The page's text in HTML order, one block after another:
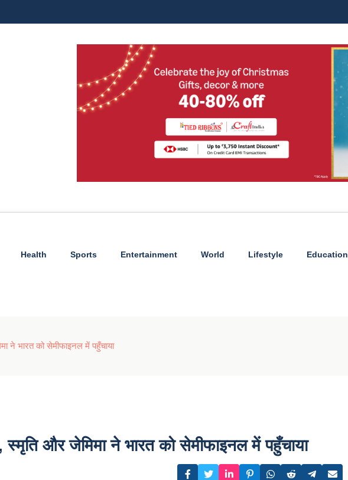
Health Sports Entertainment World Lifestyle Education
ने भारत को सेमीफाइनल में पहुँचाया
स्मृति और जेमिमा ने भारत को सेमीफाइनल में पहुँचाया